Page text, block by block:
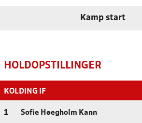
Kamp start
HOLDOPSTILLINGER
KOLDING IF
1 Sofie Høegholm Kann